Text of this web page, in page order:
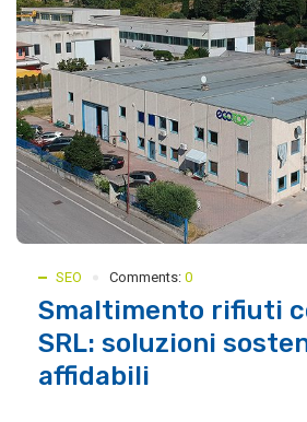
SEO Comments: 0
Smaltimento rifiuti
SRL: soluzioni
affidabili